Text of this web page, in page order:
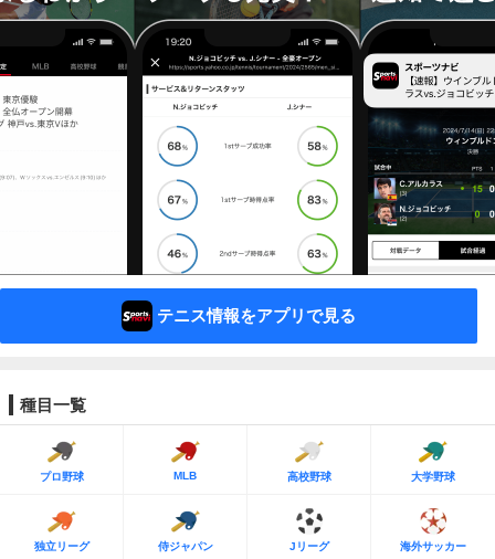
テニス情報をアプリで見る
種目一覧
プロ野球 MLB 高校野球 大学野球
独立リーグ 侍ジャパン Jリーグ 海外サッカー